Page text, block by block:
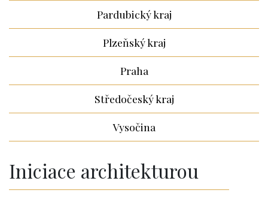
Pardubický kraj
Plzeňský kraj
Praha
Středočeský kraj
Vysočina
Iniciace architekturou